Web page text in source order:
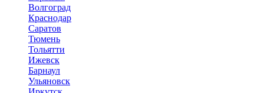
Волгоград
Краснодар
Саратов
Тюмень
Тольятти
Ижевск
Барнаул
Ульяновск